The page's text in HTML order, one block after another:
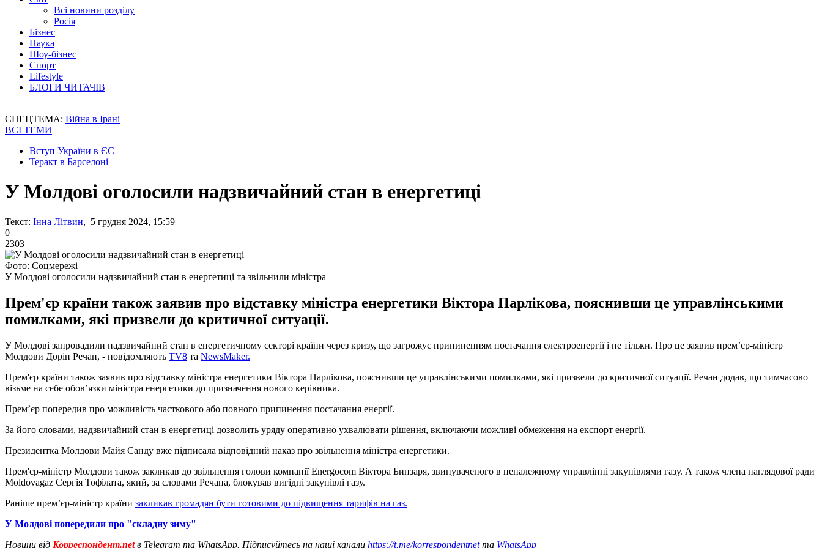
Всі новини розділу
Росія
Бізнес
Наука
Шоу-бізнес
Спорт
Lifestyle
БЛОГИ ЧИТАЧІВ
СПЕЦТЕМА: Війна в Ірані
ВСІ ТЕМИ
Вступ України в ЄС
Теракт в Барселоні
У Молдові оголосили надзвичайний стан в енергетиці
Текст: Інна Літвин, 5 грудня 2024, 15:59
0
2303
Фото: Соцмережі
У Молдові оголосили надзвичайний стан в енергетиці та звільнили міністра
Прем'єр країни також заявив про відставку міністра енергетики Віктора Парлікова, пояснивши це управлінськими
помилками, які призвели до критичної ситуації.
У Молдові запровадили надзвичайний стан в енергетичному секторі країни через кризу, що загрожує припиненням постачання електроенергії і не тільки. Про це заявив прем’єр-міністр
Молдови Дорін Речан, - повідомляють TV8 та NewsMaker.
Прем'єр країни також заявив про відставку міністра енергетики Віктора Парлікова, пояснивши це управлінськими помилками, які призвели до критичної ситуації. Речан додав, що тимчасово
візьме на себе обов’язки міністра енергетики до призначення нового керівника.
Прем’єр попередив про можливість часткового або повного припинення постачання енергії.
За його словами, надзвичайний стан в енергетиці дозволить уряду оперативно ухвалювати рішення, включаючи можливі обмеження на експорт енергії.
Президентка Молдови Майя Санду вже підписала відповідний наказ про звільнення міністра енергетики.
Прем'єр-міністр Молдови також закликав до звільнення голови компанії Energocom Віктора Бинзаря, звинуваченого в неналежному управлінні закупівлями газу. А також члена наглядової ради
Moldovagaz Сергія Тофілата, який, за словами Речана, блокував вигідні закупівлі газу.
Раніше прем’єр-міністр країни закликав громадян бути готовими до підвищення тарифів на газ.
У Молдові попередили про "складну зиму"
Новини від Корреспондент.netв Telegram та WhatsApp. Підписуйтесь на наші канали https://t.me/korrespondentnetта WhatsApp